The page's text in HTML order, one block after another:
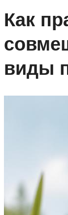
Как
виды